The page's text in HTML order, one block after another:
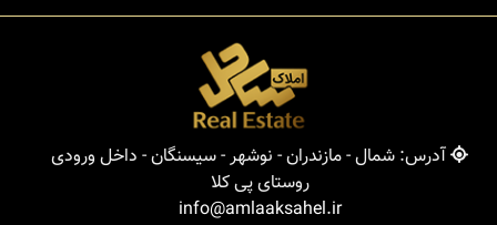
آدرس: شمال - مازندران - نوشهر - سیسنگان - داخل ورودی
روستای پی کلا
info@amlaaksahel.ir